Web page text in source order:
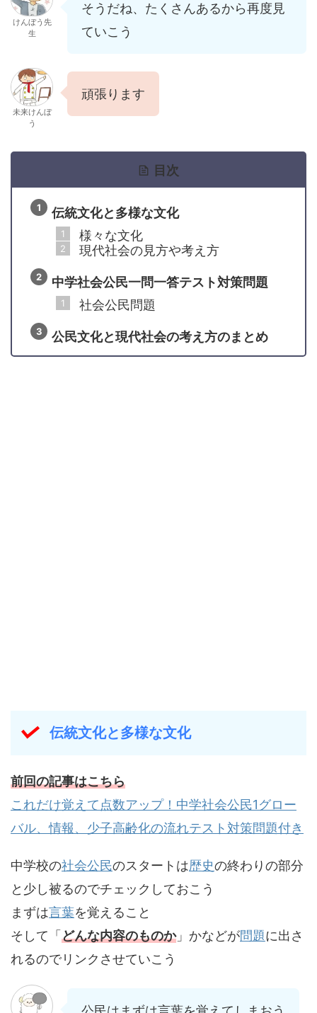
けんぼう先
生
そうだね、たくさんあるから再度見
ていこう
未来けんぼ
う
頑張ります
目次
伝統文化と多様な文化
様々な文化
現代社会の見方や考え方
中学社会公民一問一答テスト対策問題
社会公民問題
公民文化と現代社会の考え方のまとめ
伝統文化と多様な文化
前回の記事はこちら
これだけ覚えて点数アップ！中学社会公民1グロー
バル、情報、少子高齢化の流れテスト対策問題付き
中学校の社会公民のスタートは歴史の終わりの部分
と少し被るのでチェックしておこう
まずは言葉を覚えること
そして「 どんな内容のものか」かなどが問題に出さ
れるのでリンクさせていこう